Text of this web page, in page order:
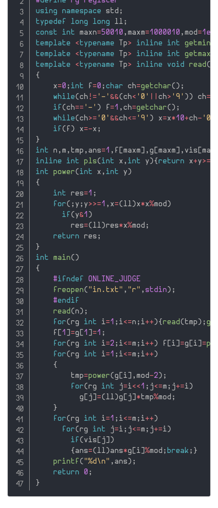
using
namespace std ;
typedef
long long ll ;
const
int maxn=50010 , maxm=1000010 , mod =1e9
template
<typename Tp> inline int getmin
template
<typename Tp> inline int getmax
template
<typename Tp> inline void read (
{
    x
=0 ; int f =0 ; char ch=getchar( ) ;
while( ch != '-' &&( ch< '0' ch> '9' ) ) ch=
if ( ch== '-' ) f =1 , ch=getchar( ) ;
while( ch>= '0' &&ch<= '9' ) x=x*10+ch- '0'
if ( f ) x=-x ;
}
int n , m , tmp , ans=1 , f maxm , g maxm , vis
inline
int pls( int x , int y ){ return x+y>=
int
power( int x , int y )
{
int res=1 ;
for( ; y ; y>>=1 , x=( ll )x*x%mod )
if ( y&1 )
        res
=( ll )res*x%mod ;
return res ;
}
int
main( )
{
#ifndef
ONLINE_JUDGE
freopen( "in.txt" , "r" , stdin ) ;
#endif
read ( n ) ;
for( rg int i=1 ; i<=n ; i++ ){ read ( tmp ) ;
    f
1 =g 1 =1 ;
for( rg int i=2 ; i<=m ; i++ ) f i =g i =
for( rg int i=1 ; i<=m ; i++ )
{
        tmp
=power( g i , mod -2 ) ;
for( rg int j=i<<1 ; j<=m ; j+=i )
          g
j =( ll )g j *tmp%mod ;
}
for( rg int i=1 ; i<=m ; i++ )
for( rg int j=i ; j<=m ; j+=i )
if ( vis j
)
{ ans=( ll )ans*g i %mod ; break ; }
printf ( "%d\n" , ans ) ;
return
0 ;
}